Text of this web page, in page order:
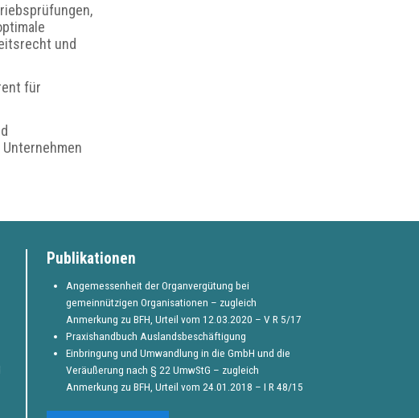
und
für
Publikationen
Angemessenheit der Organvergütung bei
gemeinnützigen Organisationen – zugleich
Anmerkung zu BFH, Urteil vom 12.03.2020 – V R 5/17
Praxishandbuch Auslandsbeschäftigung
Einbringung und Umwandlung in die GmbH und die
Veräußerung nach § 22 UmwStG – zugleich
Anmerkung zu BFH, Urteil vom 24.01.2018 – I R 48/15